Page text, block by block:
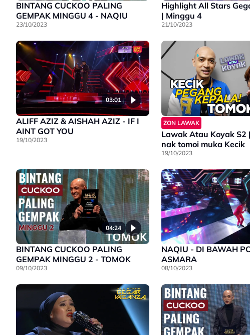
BINTANG CUCKOO PALING
GEMPAK MINGGU 4 - NAQIU
23/10/2023
Highlight All Stars
| Minggu 4
21/10/2023
03:01
ALIFF AZIZ & AISHAH AZIZ - IF I
AINT GOT YOU
19/10/2023
ZON LAWAK
Lawak Atau Koyak S2
nak tomoi muka Kecik
19/10/2023
04:24
BINTANG CUCKOO PALING
GEMPAK MINGGU 2 - TOMOK
09/10/2023
NAQIU - DI BAWAH
ASMARA
08/10/2023